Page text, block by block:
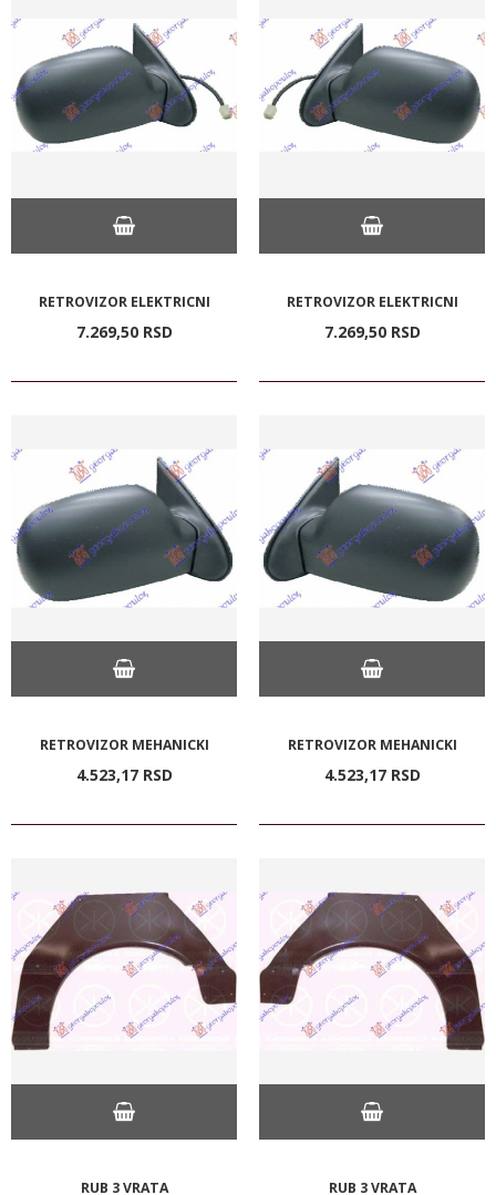
RETROVIZOR ELEKTRICNI
7.269,50 RSD
RETROVIZOR ELEKTRICNI
7.269,50 RSD
RETROVIZOR MEHANICKI
4.523,17 RSD
RETROVIZOR MEHANICKI
4.523,17 RSD
RUB 3 VRATA RUB 3 VRATA